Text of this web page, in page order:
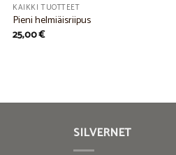
KAIKKI TUOTTEET
Pieni helmiäisriipus
25,00€
SILVERNET